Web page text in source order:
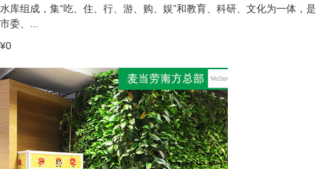
水库组成，集“吃、住、行、游、购、娱”和教育、科研、文化为一体，是
市委、...
¥0